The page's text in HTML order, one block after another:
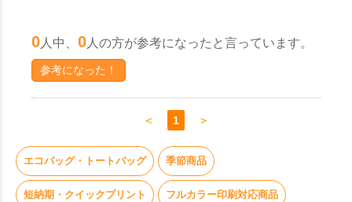
0 人中、 0 人の方が参考になったと言っています。
参考になった！
＜ 1 ＞
エコバッグ・トートバッグ 季節商品
短納期・クイックプリント フルカラー印刷対応商品